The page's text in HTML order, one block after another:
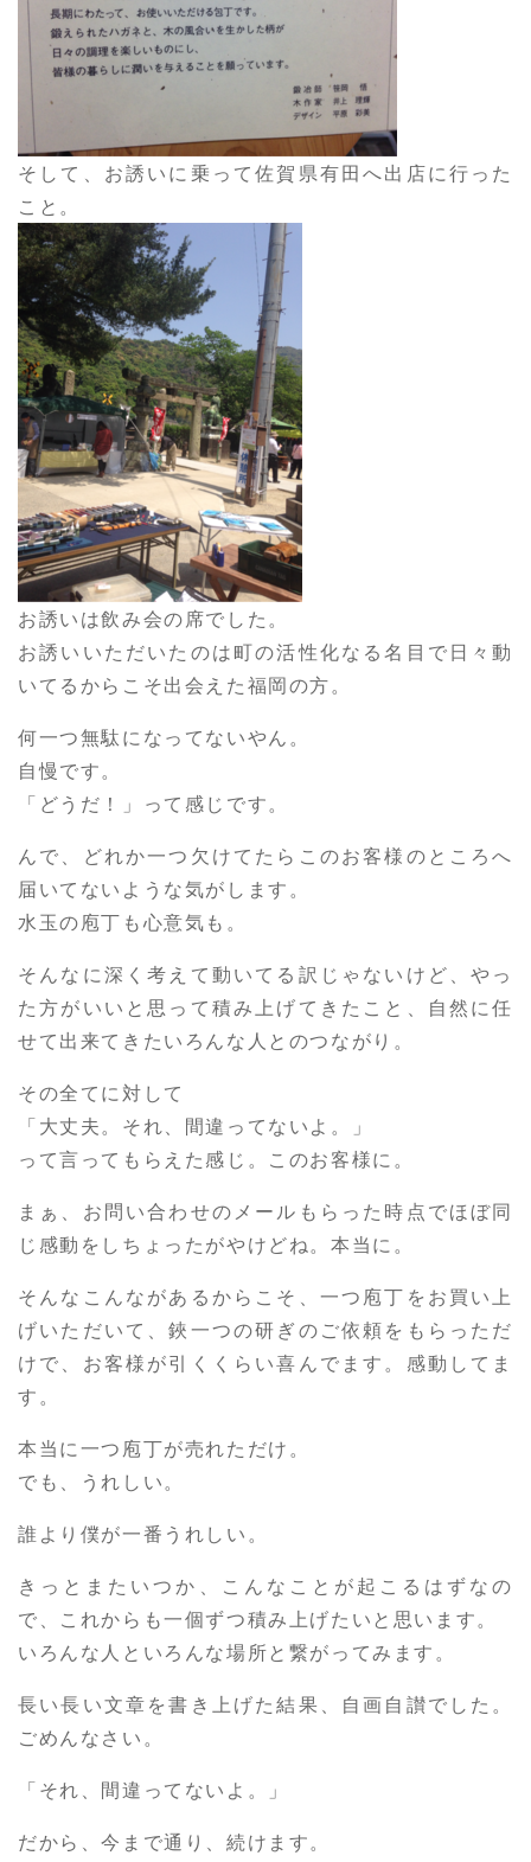
そして、お誘いに乗って佐賀県有田へ出店に行った
こと。
お誘いは飲み会の席でした。
お誘いいただいたのは町の活性化なる名目で日々動
いてるからこそ出会えた福岡の方。
何一つ無駄になってないやん。
自慢です。
「どうだ！」って感じです。
んで、どれか一つ欠けてたらこのお客様のところへ
届いてないような気がします。
水玉の庖丁も心意気も。
そんなに深く考えて動いてる訳じゃないけど、やっ
た方がいいと思って積み上げてきたこと、自然に任
せて出来てきたいろんな人とのつながり。
その全てに対して
「大丈夫。それ、間違ってないよ。」
って言ってもらえた感じ。このお客様に。
まぁ、お問い合わせのメールもらった時点でほぼ同
じ感動をしちょったがやけどね。本当に。
そんなこんながあるからこそ、一つ庖丁をお買い上
げいただいて、鋏一つの研ぎのご依頼をもらっただ
けで、お客様が引くくらい喜んでます。感動してま
す。
本当に一つ庖丁が売れただけ。
でも、うれしい。
誰より僕が一番うれしい。
きっとまたいつか、こんなことが起こるはずなの
で、これからも一個ずつ積み上げたいと思います。
いろんな人といろんな場所と繋がってみます。
長い長い文章を書き上げた結果、自画自讃でした。
ごめんなさい。
「それ、間違ってないよ。」
だから、今まで通り、続けます。